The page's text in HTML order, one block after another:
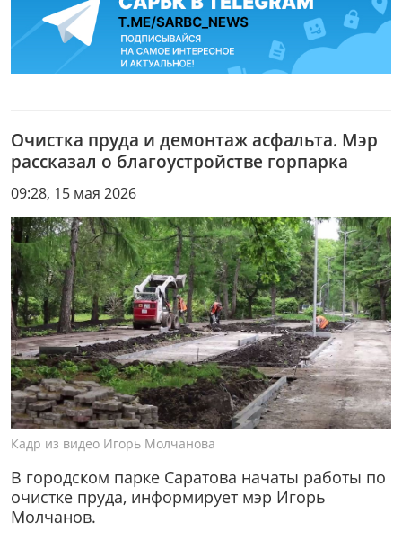
Очистка пруда и демонтаж асфальта. Мэр
рассказал о благоустройстве горпарка
09:28, 15 мая 2026
Кадр из видео Игорь Молчанова
В городском парке Саратова начаты работы по
очистке пруда, информирует мэр Игорь
Молчанов.